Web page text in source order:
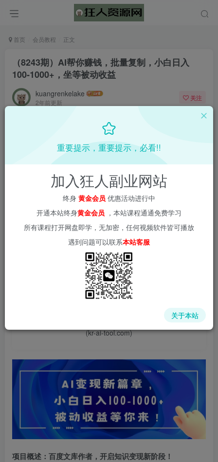
首页 会员教程 正文
（8243期）AI帮你赚钱，批量复制，小白日入
100-1000+，坐等被动收益
kuangrenkelake
2年前更新
关注
📌 1000➕互联网副业项目教程，更多网赚项目，点击以下
链接进入本站首页：
中赚网 - 分享各大收费VIP网赚项目和创业教程 - 狂人资源
(kr-ai-tool.com)
项目概述：百度文库作者，开启知识变现新阶段！
重要提示，重要提示，必看!!
加入狂人副业网站
终身 黄金会员 优惠活动进行中
开通本站终身黄金会员 ，本站课程通通免费学习
所有课程打开网盘即学，无加密，任何视频软件皆可播放
遇到问题可以联系本站客服
关于本站